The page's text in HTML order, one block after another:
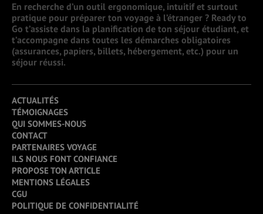
En recherche d’un outil ergonomique, intuitif et surtout
pratique pour préparer ton voyage à l’étranger ? Ready to
Go t’assiste dans la planification de ton séjour étudiant, et
t’accompagne dans toutes les démarches obligatoires
(assurances, papiers, billets, hébergement, etc.) pour un
séjour réussi.
ACTUALITÉS
TÉMOIGNAGES
QUI SOMMES-NOUS
CONTACT
PARTENAIRES VOYAGE
ILS NOUS FONT CONFIANCE
PROPOSE TON ARTICLE
MENTIONS LÉGALES
CGU
POLITIQUE DE CONFIDENTIALITÉ